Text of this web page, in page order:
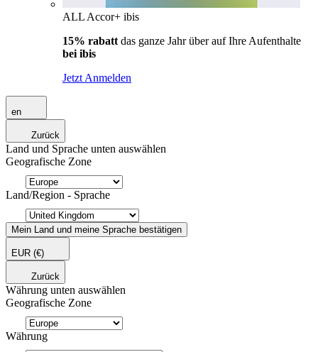
ALL Accor+ ibis
15% rabatt das ganze Jahr über auf Ihre Aufenthalte
bei ibis
Jetzt Anmelden
en
Zurück
Land und Sprache unten auswählen
Geografische Zone
Land/Region - Sprache
Mein Land und meine Sprache bestätigen
EUR (€)
Zurück
Währung unten auswählen
Geografische Zone
Währung